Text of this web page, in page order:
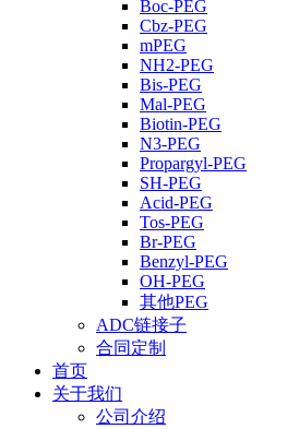
Boc-PEG
Cbz-PEG
mPEG
NH2-PEG
Bis-PEG
Mal-PEG
Biotin-PEG
N3-PEG
Propargyl-PEG
SH-PEG
Acid-PEG
Tos-PEG
Br-PEG
Benzyl-PEG
OH-PEG
其他PEG
ADC链接子
合同定制
首页
关于我们
公司介绍